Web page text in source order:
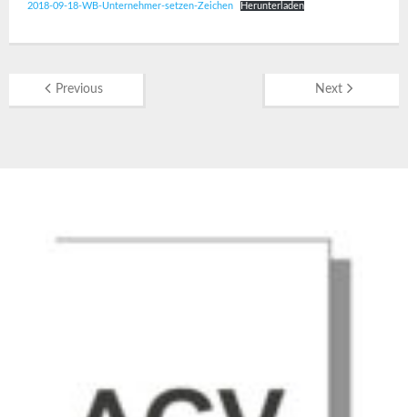
2018-09-18-WB-Unternehmer-setzen-Zeichen Herunterladen
Previous Next